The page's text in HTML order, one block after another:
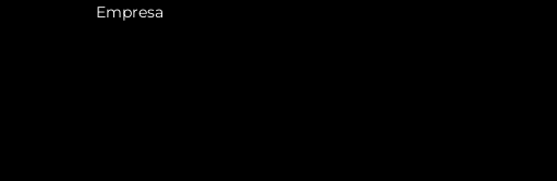
Empresa